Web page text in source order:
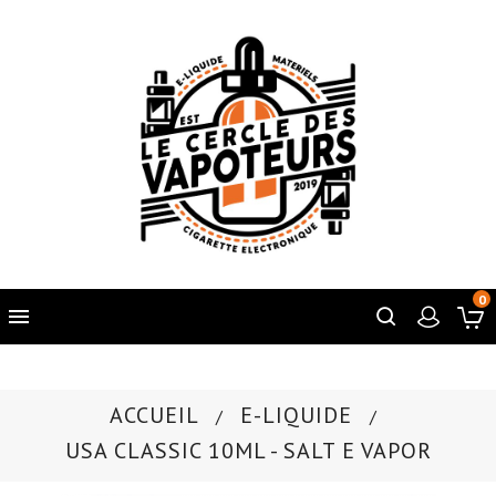

0
ACCUEIL
E-LIQUIDE
USA CLASSIC 10ML - SALT E VAPOR